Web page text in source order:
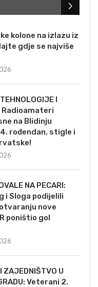
kolone na izlazu iz
gdje se najviše
I
Radioamateri
na Blidinju
rođendan, stigle i
NA PECARI:
i Sloga podijelili
nove
poništio gol
ZAJEDNIŠTVO U
Veterani 2.